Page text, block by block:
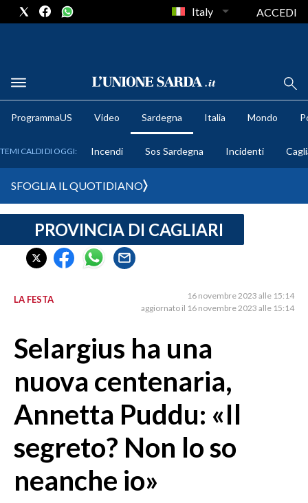
METEO
CRONACA SARDEGNA
CAGLIARI
SULCIS IGLESIENTE
SASSARI E PROVINCIA
GALLURA
OGLIASTRA
ITALIA
Italy ACCEDI
ProgrammaUS Video Sardegna Italia Mondo
TEMI CALDI DI OGGI: Incendi Sos Sardegna Incidenti
SFOGLIA IL QUOTIDIANO
PROVINCIA DI CAGLIARI
LA FESTA
16 novembre 2023 alle 15:14
aggiornato il 16 novembre 2023 alle 15:14
Selargius ha una
nuova centenaria,
Annetta Puddu: «Il
segreto? Non lo so
neanche io»